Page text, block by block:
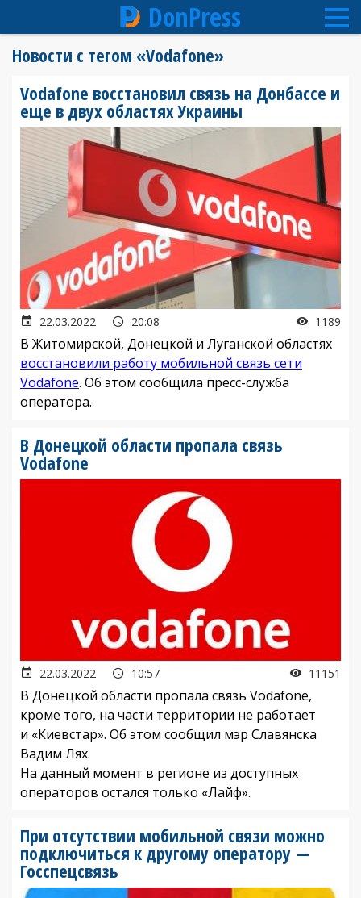
содержанию
DonPress
Новости с тегом «Vodafone»
Vodafone восстановил связь на Донбассе и
еще в двух областях Украины
22.03.2022 20:08 1189
В Житомирской, Донецкой и Луганской областях
восстановили работу мобильной связь сети
Vodafone. Об этом сообщила пресс-служба
оператора.
В Донецкой области пропала связь
Vodafone
22.03.2022 10:57 11151
В Донецкой области пропала связь Vodafone,
кроме того, на части территории не работает
и «Киевстар». Об этом сообщил мэр Славянска
Вадим Лях.
На данный момент в регионе из доступных
операторов остался только «Лайф».
При отсутствии мобильной связи можно
подключиться к другому оператору —
Госспецсвязь